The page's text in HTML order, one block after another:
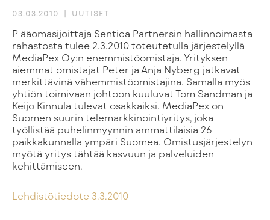
03.03.2010 UUTISET
Pääomasijoittaja Sentica Partnersin hallinnoimasta
rahastosta tulee 2.3.2010 toteutetulla järjestelyllä
MediaPex Oy:n enemmistöomistaja. Yrityksen
aiemmat omistajat Peter ja Anja Nyberg jatkavat
merkittävinä vähemmistöomistajina. Samalla myös
yhtiön toimivaan johtoon kuuluvat Tom Sandman ja
Keijo Kinnula tulevat osakkaiksi. MediaPex on
Suomen suurin telemarkkinointiyritys, joka
työllistää puhelinmyynnin ammattilaisia 26
paikkakunnalla ympäri Suomea. Omistusjärjestelyn
myötä yritys tähtää kasvuun ja palveluiden
kehittämiseen.
Lehdistötiedote 3.3.2010